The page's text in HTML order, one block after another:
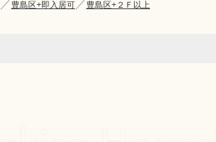
豊島区+即入居可 豊島区+２Ｆ以上